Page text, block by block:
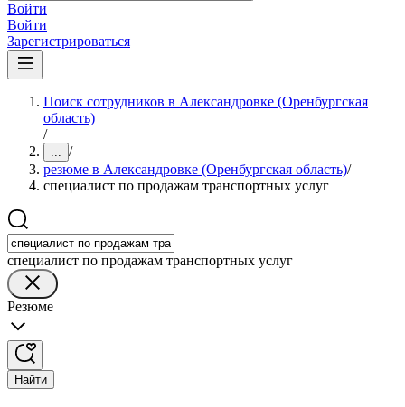
Войти
Войти
Зарегистрироваться
Поиск сотрудников в Александровке (Оренбургская
область)
/
... /
резюме в Александровке (Оренбургская область)/
специалист по продажам транспортных услуг
специалист по продажам транспортных услуг
Резюме
Найти